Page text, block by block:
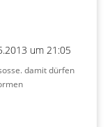
um 21:05
damit dürfen